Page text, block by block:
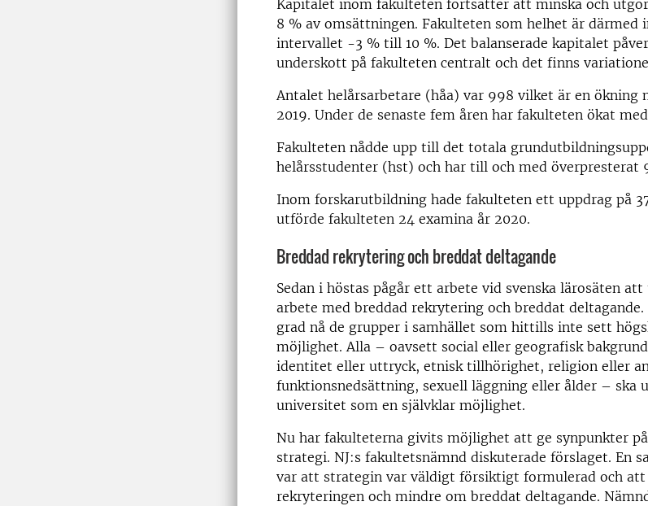
Kapitalet inom fakulteten fortsätter att minska och
8 % av omsättningen. Fakulteten som helhet är
intervallet -3 % till 10 %. Det balanserade kapitalet
underskott på fakulteten centralt och det finns
Antalet helårsarbetare (håa) var 998 vilket är en ökning
2019. Under de senaste fem åren har fakulteten ökat med
Fakulteten nådde upp till det totala
helårsstudenter (hst) och har till och med överpresterat
Inom forskarutbildning hade fakulteten ett uppdrag på
utförde fakulteten 24 examina år 2020.
Breddad rekrytering och breddat deltagande
Sedan i höstas pågår ett arbete vid svenska lärosäten
arbete med breddad rekrytering och breddat
grad nå de grupper i samhället som hittills inte sett
möjlighet. Alla – oavsett social eller geografisk
identitet eller uttryck, etnisk tillhörighet, religion eller
funktionsnedsättning, sexuell läggning eller ålder – ska
universitet som en självklar möjlighet.
Nu har fakulteterna givits möjlighet att ge synpunkter
strategi. NJ:s fakultetsnämnd diskuterade förslaget. En
var att strategin var väldigt försiktigt formulerad och att
rekryteringen och mindre om breddat deltagande.